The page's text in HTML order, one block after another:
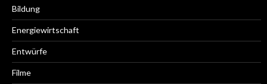
Bildung
Energiewirtschaft
Entwürfe
Filme